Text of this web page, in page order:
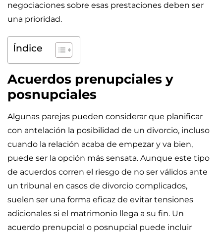
negociaciones sobre esas prestaciones deben ser
una prioridad.
Índice
Acuerdos prenupciales y
posnupciales
Algunas parejas pueden considerar que planificar
con antelación la posibilidad de un divorcio, incluso
cuando la relación acaba de empezar y va bien,
puede ser la opción más sensata. Aunque este tipo
de acuerdos corren el riesgo de no ser válidos ante
un tribunal en casos de divorcio complicados,
suelen ser una forma eficaz de evitar tensiones
adicionales si el matrimonio llega a su fin. Un
acuerdo prenupcial o posnupcial puede incluir